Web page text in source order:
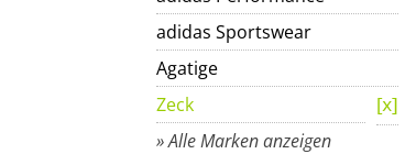
adidas Sportswear
Agatige
Zeck
» Alle Marken anzeigen